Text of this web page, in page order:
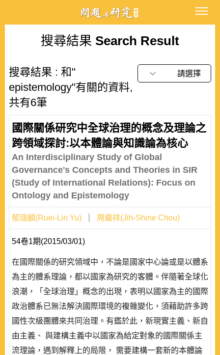
搜尋結果 Search Result
搜尋結果 : 和"
epistemology"有關的資料,
共有6筆
請選擇
國際關係研究中全球治理的概念及理論之
跨領域探討:以本體論與知識論為核心
An Interdisciplinary Study of Global
Governance's Concepts and Theories in SIR
(Study of International Relations): Focus on
Ontology and Epistemology
郁瑞麟(Ruei-Lin Yu) 周繼祥(Jih-Shine Chou)
54卷1期(2015/03/01)
在國際關係的研究領域中，不論是國家中心論或是以體系
為主的體系理論，都以國家為研究的客體。伴隨著全球化
浪潮，「全球治理」概念的出現，表明以國家為主的國際
政治體系已無法解決國際環境的複雜變化，須藉助許多跨
國性次級團體來共同治理。有鑑於此，新現實主義、新自
由主義、 與建構主義中以國家為給定對象的國際關係主
流理論，遇到解釋上的局限， 需要建構一套新的本體論